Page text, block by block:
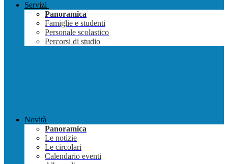
Servizi
Panoramica
Famiglie e studenti
Personale scolastico
Percorsi di studio
Novità
Panoramica
Le notizie
Le circolari
Calendario eventi